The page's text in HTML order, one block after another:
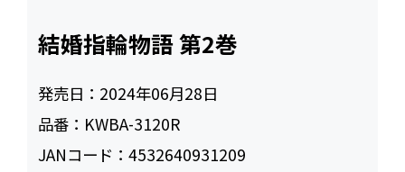
結婚指輪物語 第2巻
発売日： 2024年06月28日
品番： KWBA-3120R
JANコード：4532640931209